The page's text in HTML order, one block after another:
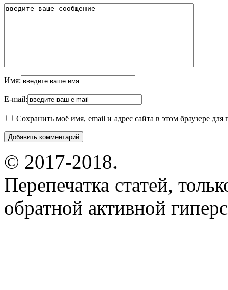
Имя:
E-mail:
Сохранить моё имя, email и адрес сайта в этом браузере
© 2017-2018.
Перепечатка статей,
обратной активной